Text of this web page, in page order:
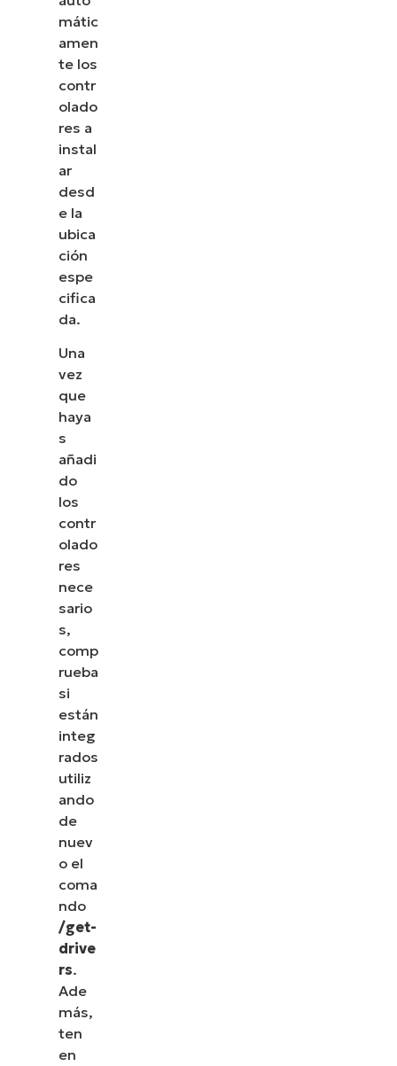
mátic
amen
te los
contr
olado
res a
instal
ar
desd
e la
ubica
ción
espe
cifica
da.
Una
vez
que
haya
s
añadi
do
los
contr
olado
res
nece
sario
s,
comp
rueba
si
están
integ
rados
utiliz
ando
de
nuev
o el
coma
ndo
/get-
drive
rs.
Ade
más,
ten
en